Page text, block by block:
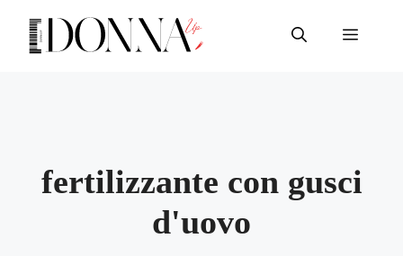
contenuto
Menu
fertilizzante con gusci
d'uovo